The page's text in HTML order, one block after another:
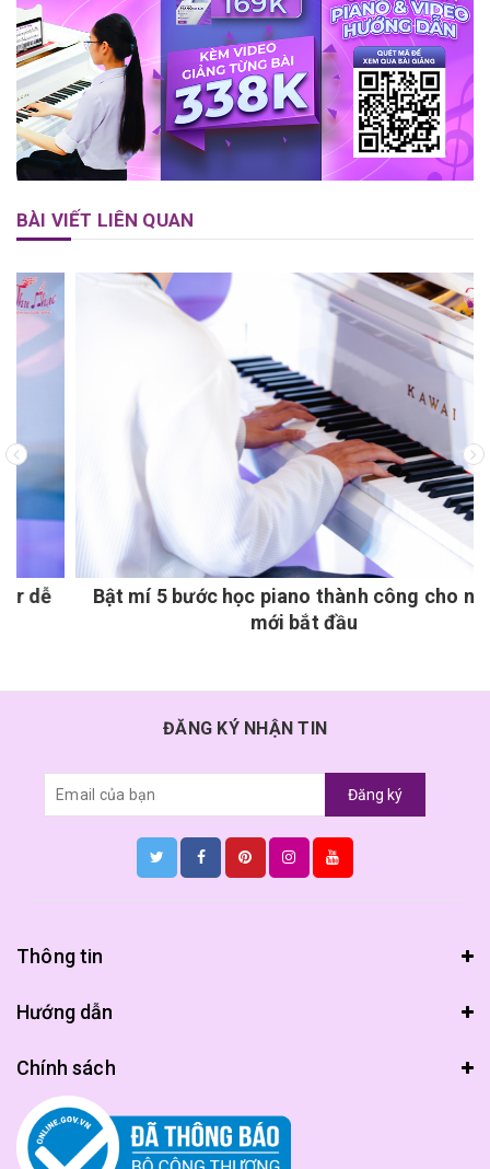
BÀI VIẾT LIÊN QUAN
Bật mí 5 bước học piano thành công cho người
mới bắt đầu
ĐĂNG KÝ NHẬN TIN
Đăng ký
Thông tin
Hướng dẫn
Chính sách